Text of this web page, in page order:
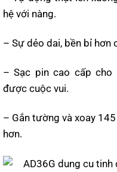
hệ với nàng.
– Sự dẻo dai, bền bỉ hơn
– Sạc pin cao cấp cho
được cuộc vui.
– Gắn tường và xoay
hơn.